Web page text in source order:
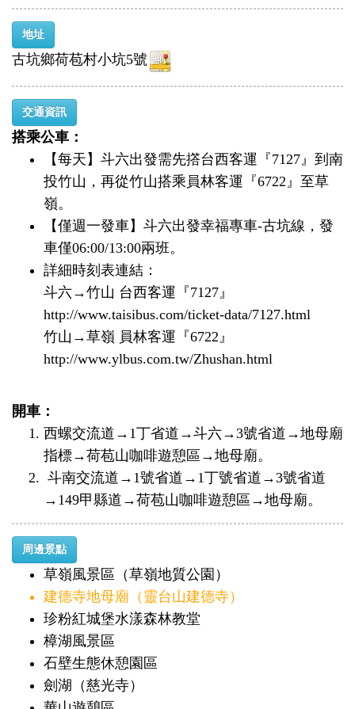
地址
古坑鄉荷苞村小坑5號
交通資訊
搭乘公車：
【每天】斗六出發需先撘台西客運『7127』到南
投竹山，再從竹山搭乘員林客運『6722』至草
嶺。
【僅週一發車】斗六出發幸福專車-古坑線，發
車僅06:00/13:00兩班。
​詳細時刻表連結：
斗六→竹山 台西客運『7127』
http://www.taisibus.com/ticket-data/7127.html
竹山→草嶺 員林客運『6722』
http://www.ylbus.com.tw/Zhushan.html
開車：
西螺交流道→1丁省道→斗六→3號省道→地母廟
指標→荷苞山咖啡遊憩區→地母廟。
斗南交流道→1號省道→1丁號省道→3號省道
→149甲縣道→荷苞山咖啡遊憩區→地母廟。
周邊景點
草嶺風景區（草嶺地質公園）
建德寺地母廟（靈台山建德寺）
珍粉紅城堡水漾森林教堂
樟湖風景區
石壁生態休憩園區
劍湖（慈光寺）